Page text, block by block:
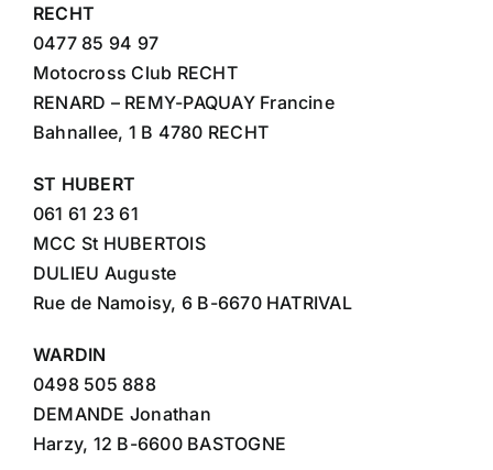
RECHT
0477 85 94 97
Motocross Club RECHT
RENARD – REMY-PAQUAY Francine
Bahnallee, 1 B 4780 RECHT
ST HUBERT
061 61 23 61
MCC St HUBERTOIS
DULIEU Auguste
Rue de Namoisy, 6 B-6670 HATRIVAL
WARDIN
0498 505 888
DEMANDE Jonathan
Harzy, 12 B-6600 BASTOGNE